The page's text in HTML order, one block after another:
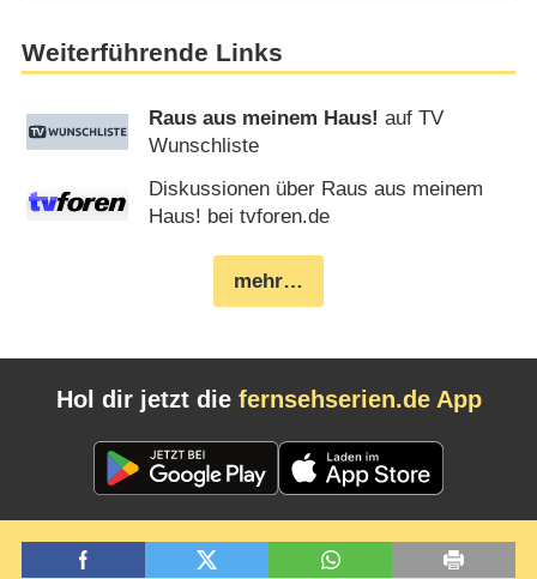
Weiterführende Links
Raus aus meinem Haus! auf TV
Wunschliste
Diskussionen über Raus aus meinem
Haus! bei tvforen.de
mehr…
Hol dir jetzt die fernsehserien.de App